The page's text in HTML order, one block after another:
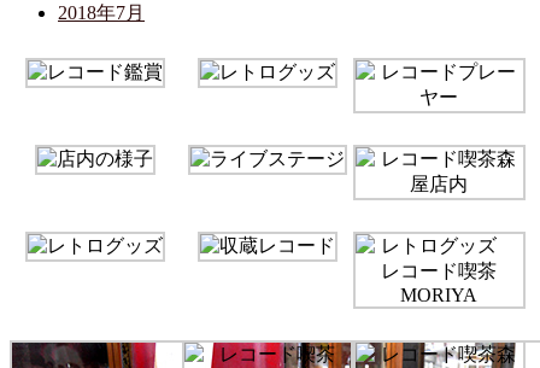
2018年7月